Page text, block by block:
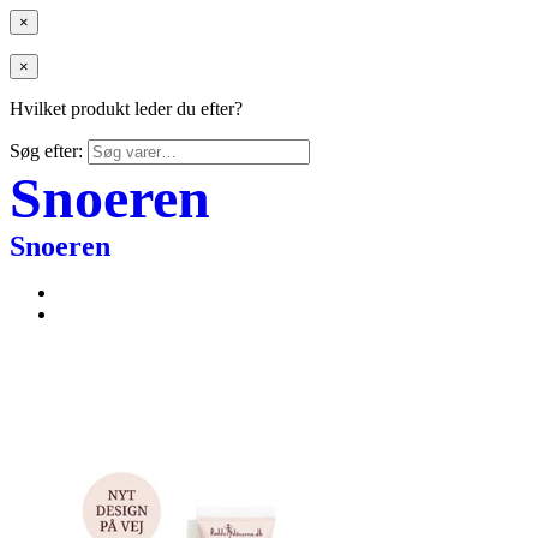
×
×
Hvilket produkt leder du efter?
Søg efter:
Snoeren
Snoeren